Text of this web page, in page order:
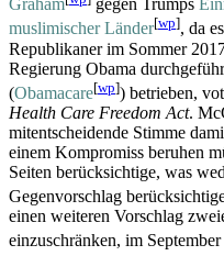
Graham
gegen Trumps
muslimischer Länder[wp], da
Republikaner im Sommer
Regierung Obama
(Obamacare[wp]) betrieben,
Health Care Freedom Act.
mitentscheidende Stimme
einem Kompromiss beruhen
Seiten berücksichtige, was
Gegenvorschlag
einen weiteren Vorschlag
einzuschränken, im September